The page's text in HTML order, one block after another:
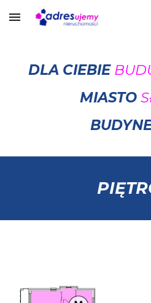
Skip to main content
DLA CIEBIE
MIASTO